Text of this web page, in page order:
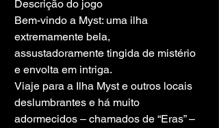
Descrição do jogo
Bem-vindo a Myst: uma ilha
extremamente bela,
assustadoramente tingida de mistério
e envolta em intriga.
Viaje para a Ilha Myst e outros locais
deslumbrantes e há muito
adormecidos – chamados de “Eras” –